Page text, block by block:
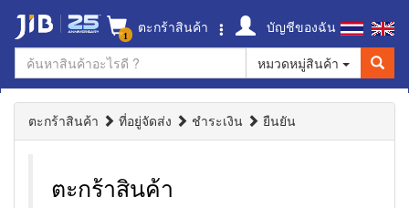
1 ตะกร้าสินค้า
บัญชีของฉัน
หมวดหมู่สินค้า
ตะกร้าสินค้า ที่อยู่จัดส่ง ชำระเงิน ยืนยัน
ตะกร้าสินค้า